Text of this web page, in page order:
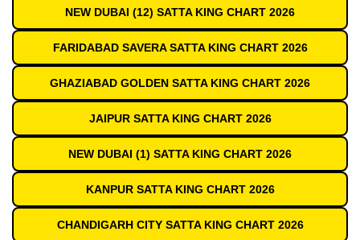
NEW DUBAI (12) SATTA KING CHART 2026
FARIDABAD SAVERA SATTA KING CHART 2026
GHAZIABAD GOLDEN SATTA KING CHART 2026
JAIPUR SATTA KING CHART 2026
NEW DUBAI (1) SATTA KING CHART 2026
KANPUR SATTA KING CHART 2026
CHANDIGARH CITY SATTA KING CHART 2026